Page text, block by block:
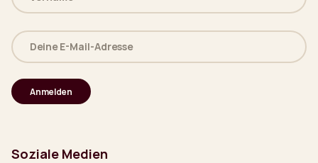
(erforderlich)
Deine
E-
Mail-
(erforderlich)
Soziale Medien